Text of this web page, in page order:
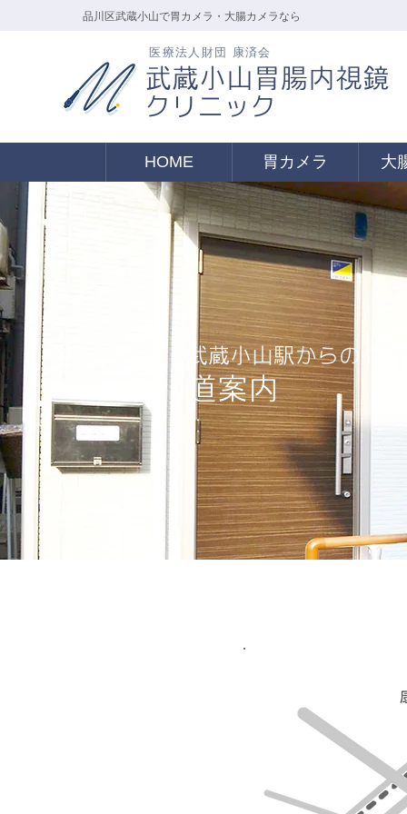
品川区武蔵小山で胃カメラ・大腸カメラなら
医療法人財団 康済会
武蔵小山胃腸内視鏡
クリニック
HOME 胃カメラ 大
武蔵小山駅からの
道案内